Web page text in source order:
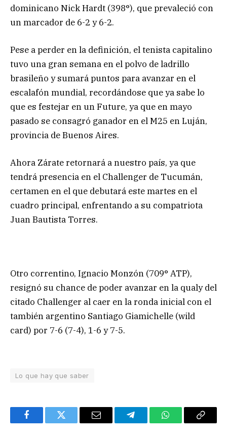
dominicano Nick Hardt (398°), que prevaleció con
un marcador de 6-2 y 6-2.
Pese a perder en la definición, el tenista capitalino
tuvo una gran semana en el polvo de ladrillo
brasileño y sumará puntos para avanzar en el
escalafón mundial, recordándose que ya sabe lo
que es festejar en un Future, ya que en mayo
pasado se consagró ganador en el M25 en Luján,
provincia de Buenos Aires.
Ahora Zárate retornará a nuestro país, ya que
tendrá presencia en el Challenger de Tucumán,
certamen en el que debutará este martes en el
cuadro principal, enfrentando a su compatriota
Juan Bautista Torres.
Otro correntino, Ignacio Monzón (709° ATP),
resignó su chance de poder avanzar en la qualy del
citado Challenger al caer en la ronda inicial con el
también argentino Santiago Giamichelle (wild
card) por 7-6 (7-4), 1-6 y 7-5.
Lo que hay que saber
FacebookTwitter Email TelegramWhatsAppCopy